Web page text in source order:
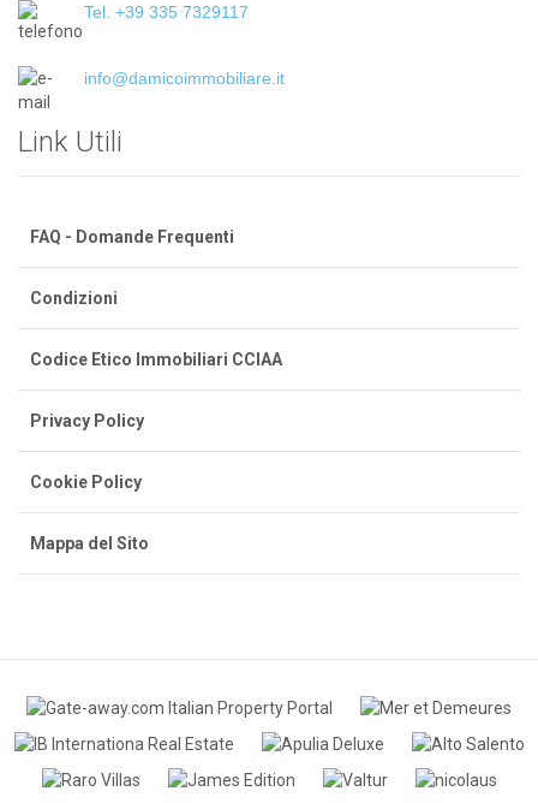
Tel. +39 335 7329117
info@damicoimmobiliare.it
Link Utili
FAQ - Domande Frequenti
Condizioni
Codice Etico Immobiliari CCIAA
Privacy Policy
Cookie Policy
Mappa del Sito